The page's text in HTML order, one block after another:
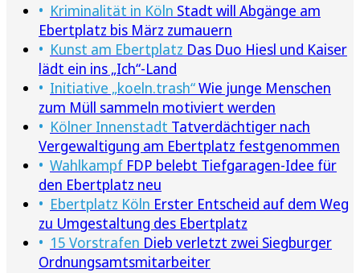
Kriminalität in Köln Stadt will Abgänge am
Ebertplatz bis März zumauern
Kunst am Ebertplatz Das Duo Hiesl und Kaiser
lädt ein ins „Ich“-Land
Initiative „koeln.trash“Wie junge Menschen
zum Müll sammeln motiviert werden
Kölner Innenstadt Tatverdächtiger nach
Vergewaltigung am Ebertplatz festgenommen
Wahlkampf FDP belebt Tiefgaragen-Idee für
den Ebertplatz neu
Ebertplatz Köln Erster Entscheid auf dem Weg
zu Umgestaltung des Ebertplatz
15 Vorstrafen Dieb verletzt zwei Siegburger
Ordnungsamtsmitarbeiter